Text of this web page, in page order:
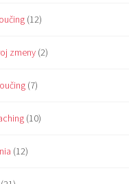
(12)
zmeny (2)
(7)
(10)
(12)